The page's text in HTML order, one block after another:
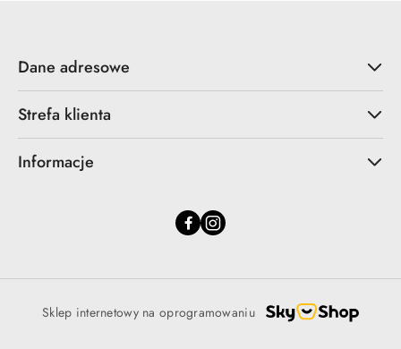
Dane adresowe
Strefa klienta
Informacje
Sklep internetowy na oprogramowaniu